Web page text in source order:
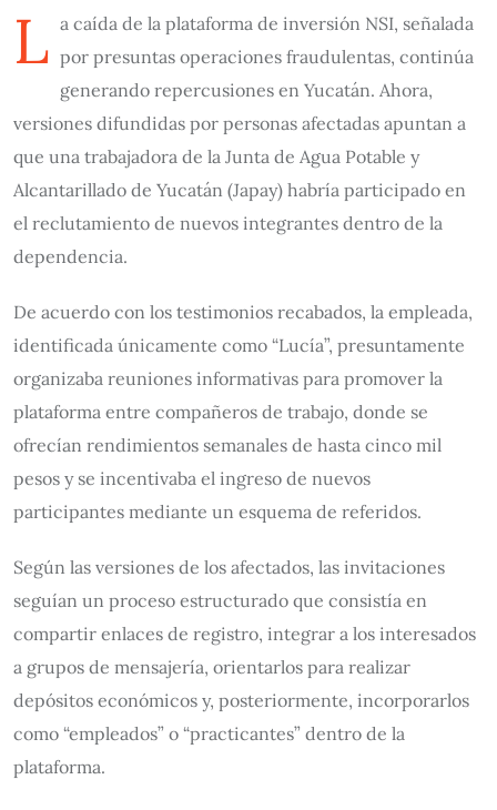
L a caída de la plataforma de inversión NSI, señalada
por presuntas operaciones fraudulentas, continúa
generando repercusiones en Yucatán. Ahora,
versiones difundidas por personas afectadas apuntan a
que una trabajadora de la Junta de Agua Potable y
Alcantarillado de Yucatán (Japay) habría participado en
el reclutamiento de nuevos integrantes dentro de la
dependencia.
De acuerdo con los testimonios recabados, la empleada,
identificada únicamente como “Lucía”, presuntamente
organizaba reuniones informativas para promover la
plataforma entre compañeros de trabajo, donde se
ofrecían rendimientos semanales de hasta cinco mil
pesos y se incentivaba el ingreso de nuevos
participantes mediante un esquema de referidos.
Según las versiones de los afectados, las invitaciones
seguían un proceso estructurado que consistía en
compartir enlaces de registro, integrar a los interesados
a grupos de mensajería, orientarlos para realizar
depósitos económicos y, posteriormente, incorporarlos
como “empleados” o “practicantes” dentro de la
plataforma.